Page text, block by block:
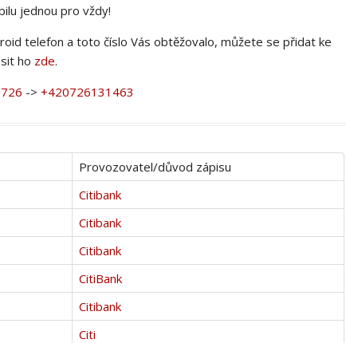
jednou pro vždy!
telefon a toto číslo Vás obtěžovalo, můžete se přidat ke
ho zde.
-> +420726131463
Provozovatel/důvod zápisu
Citibank
Citibank
Citibank
CitiBank
Citibank
Citi